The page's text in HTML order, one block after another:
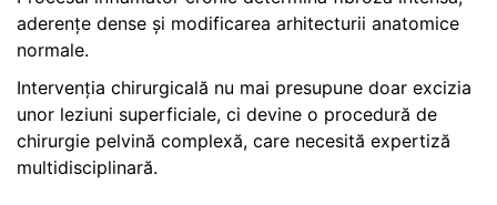
aderențe dense și modificarea arhitecturii anatomice
normale.
Intervenția chirurgicală nu mai presupune doar excizia
unor leziuni superficiale, ci devine o procedură de
chirurgie pelvină complexă, care necesită expertiză
multidisciplinară.